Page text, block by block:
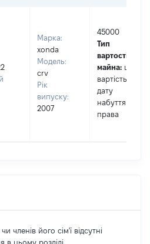
Марка:
xonda
Модель:
crv
Рік
випуску:
2007
45000
Тип
вартості
майна: це
вартість на
дату
набуття
права
членів його сім'ї відсутні
в цьому розділі.